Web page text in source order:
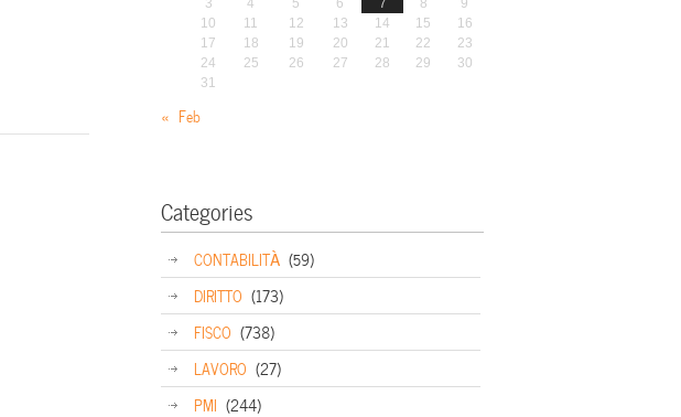
3
4 5 6 7 8
9
10
11 12 13 14 15
16
17
18 19 20 21 22
23
24
25 26 27 28 29
30
31
« Feb
Categories
CONTABILITÀ (59)
DIRITTO (173)
FISCO (738)
LAVORO (27)
PMI (244)